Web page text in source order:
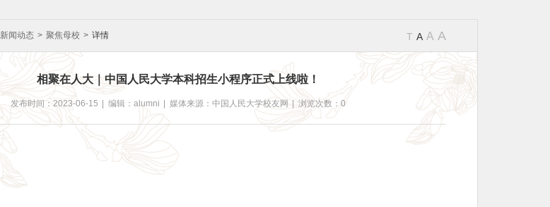
新闻动态 > 聚焦母校 > 详情 T A A A
相聚在人大｜中国人民大学本科招生小程序正式上线啦！
发布时间：2023-06-15 编辑：alumni 媒体来源：中国人民大学校友网 浏览次数：0